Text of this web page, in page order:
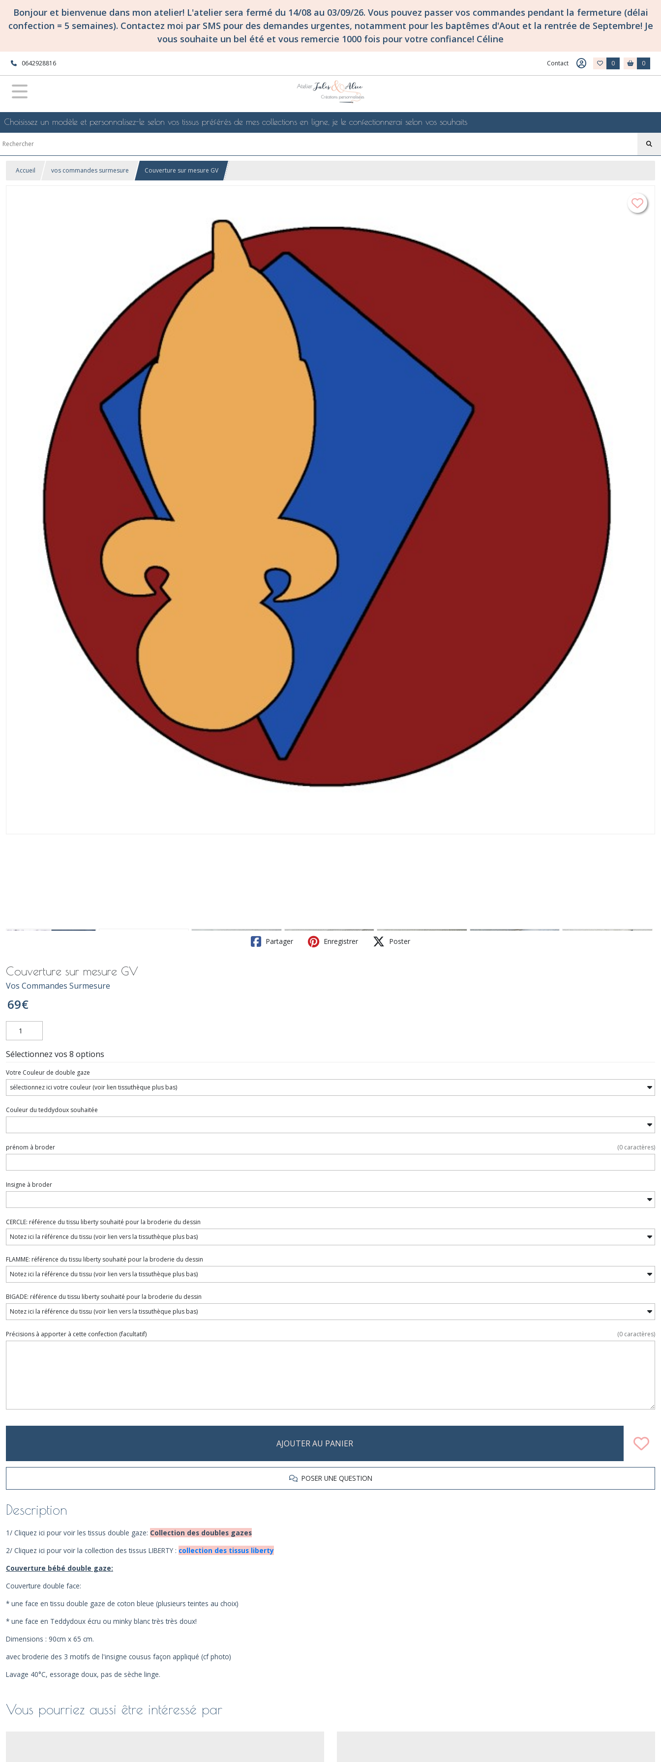
Bonjour et bienvenue dans mon atelier! L'atelier sera fermé du 14/08 au 03/09/26. Vous pouvez passer vos commandes pendant la fermeture (délai
confection = 5 semaines). Contactez moi par SMS pour des demandes urgentes, notamment pour les baptêmes d'Aout et la rentrée de Septembre! Je
vous souhaite un bel été et vous remercie 1000 fois pour votre confiance! Céline
0642928816 Contact 0 0
Choisissez un modèle et personnalisez-le selon vos tissus préférés de mes collections en ligne, je le confectionnerai selon vos souhaits
Accueil vos commandes surmesure Couverture sur mesure GV
Partager Enregistrer Poster
Couverture sur mesure GV
Vos Commandes Surmesure
69€
Sélectionnez vos 8 options
Votre Couleur de double gaze
Couleur du teddydoux souhaitée
prénom à broder (0 caractères)
Insigne à broder
CERCLE: référence du tissu liberty souhaité pour la broderie du dessin
FLAMME: référence du tissu liberty souhaité pour la broderie du dessin
BIGADE: référence du tissu liberty souhaité pour la broderie du dessin
Précisions à apporter à cette confection (facultatif) (0 caractères)
AJOUTER AU PANIER
POSER UNE QUESTION
Description
1/ Cliquez ici pour voir les tissus double gaze: Collection des doubles gazes
2/ Cliquez ici pour voir la collection des tissus LIBERTY : collection des tissus liberty
Couverture bébé double gaze:
Couverture double face:
* une face en tissu double gaze de coton bleue (plusieurs teintes au choix)
* une face en Teddydoux écru ou minky blanc très très doux!
Dimensions : 90cm x 65 cm.
avec broderie des 3 motifs de l'insigne cousus façon appliqué (cf photo)
Lavage 40°C, essorage doux, pas de sèche linge.
Vous pourriez aussi être intéressé par